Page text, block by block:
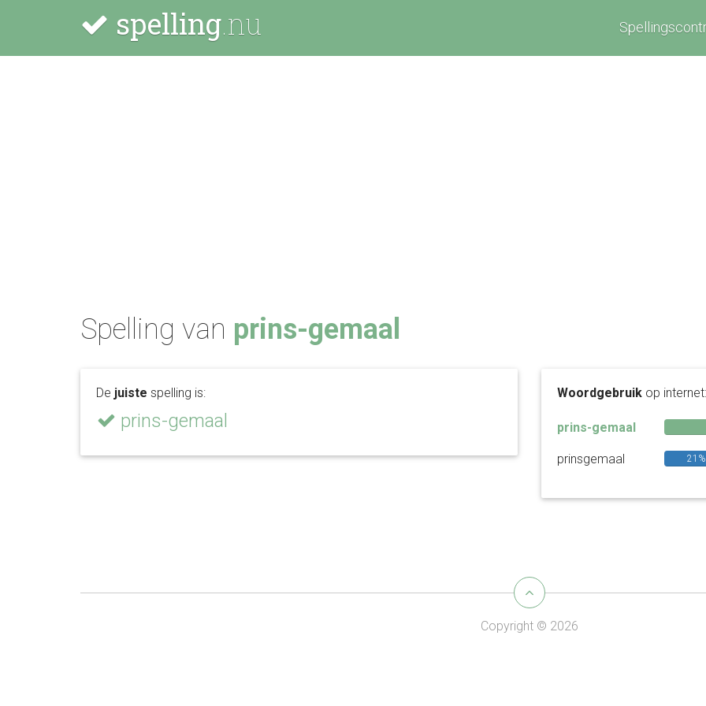
spelling.nu
Spelling van prins-gemaal
De juiste spelling is:
prins-gemaal
Woordgebruik op internet:
prins-gemaal
prinsgemaal 21%
Copyright © 2026